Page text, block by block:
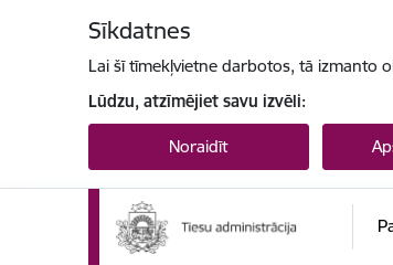
Sīkdatnes
Lai šī tīmekļvietne darbotos, tā izmanto
Lūdzu, atzīmējiet savu izvēli:
Noraidīt